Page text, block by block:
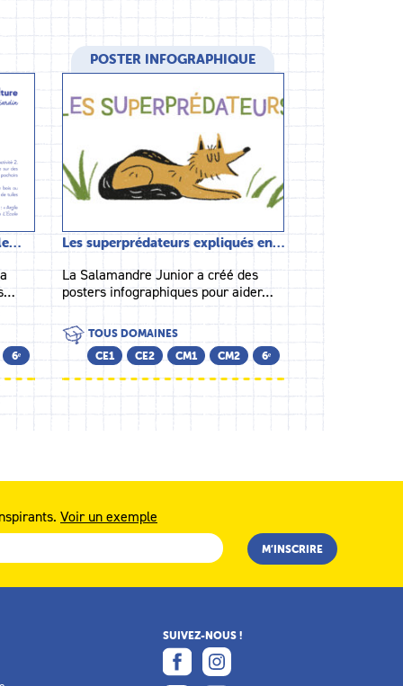
6ᵉ
POSTER INFOGRAPHIQUE
Les superprédateurs expliqués en…
La Salamandre Junior a créé des
posters infographiques pour aider…
TOUS DOMAINES
CE1
CE2 CM1 CM2 6ᵉ
Voir un exemple
SUIVEZ-NOUS !